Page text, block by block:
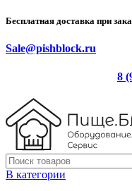
Бесплатная доставка при
Sale@pishblock.ru
8
В категории